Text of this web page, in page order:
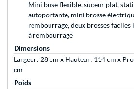
Mini buse flexible, suceur plat,
autoportante, mini brosse
rembourrage, deux brosses faciles
à rembourrage
Dimensions
Largeur: 28 cm x Hauteur: 114 cm x
cm
Poids